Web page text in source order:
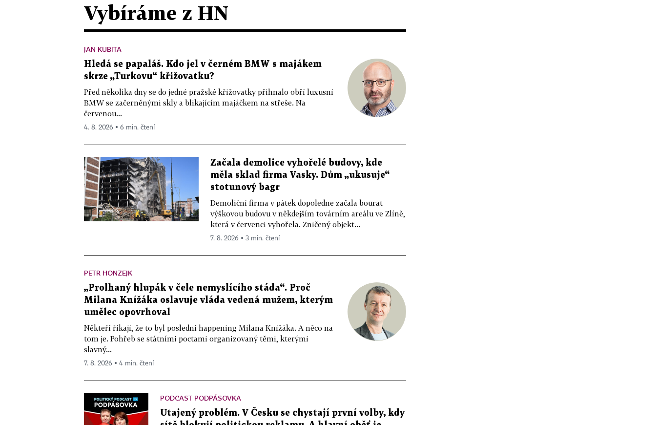
Vybíráme z HN
JAN KUBITA
Hledá se papaláš. Kdo jel v černém BMW s majákem
skrze „Turkovu“ křižovatku?
Před několika dny se do jedné pražské křižovatky přihnalo obří luxusní
BMW se začerněnými skly a blikajícím majáčkem na střeše. Na
červenou...
4. 8. 2026 ▪ 6 min. čtení
Začala demolice vyhořelé budovy, kde
měla sklad firma Vasky. Dům „ukusuje“
stotunový bagr
Demoliční firma v pátek dopoledne začala bourat
výškovou budovu v někdejším továrním areálu ve Zlíně,
která v červenci vyhořela. Zničený objekt...
7. 8. 2026 ▪ 3 min. čtení
PETR HONZEJK
„Prolhaný hlupák v čele nemyslícího stáda“. Proč
Milana Knížáka oslavuje vláda vedená mužem, kterým
umělec opovrhoval
Někteří říkají, že to byl poslední happening Milana Knížáka. A něco na
tom je. Pohřeb se státními poctami organizovaný těmi, kterými
slavný...
7. 8. 2026 ▪ 4 min. čtení
PODCAST PODPÁSOVKA
Utajený problém. V Česku se chystají první volby, kdy